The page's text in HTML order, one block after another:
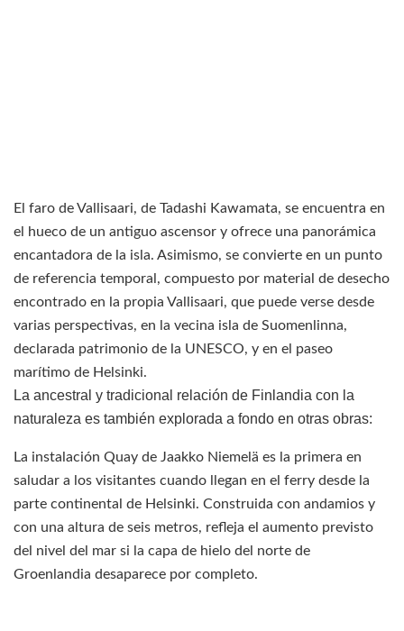
El faro de Vallisaari, de Tadashi Kawamata, se encuentra en
el hueco de un antiguo ascensor y ofrece una panorámica
encantadora de la isla. Asimismo, se convierte en un punto
de referencia temporal, compuesto por material de desecho
encontrado en la propia Vallisaari, que puede verse desde
varias perspectivas, en la vecina isla de Suomenlinna,
declarada patrimonio de la UNESCO, y en el paseo
marítimo de Helsinki.
La ancestral y tradicional relación de Finlandia con la
naturaleza es también explorada a fondo en otras obras:
La instalación Quay de Jaakko Niemelä es la primera en
saludar a los visitantes cuando llegan en el ferry desde la
parte continental de Helsinki. Construida con andamios y
con una altura de seis metros, refleja el aumento previsto
del nivel del mar si la capa de hielo del norte de
Groenlandia desaparece por completo.